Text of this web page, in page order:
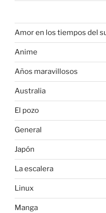
Amor en los tiempos del
Anime
Años maravillosos
Australia
El pozo
General
Japón
La escalera
Linux
Manga